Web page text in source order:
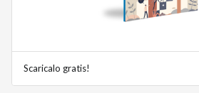
Scaricalo gratis!